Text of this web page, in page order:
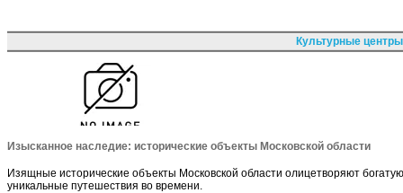
Культурные
Изысканное наследие: исторические объекты Московской области
Изящные исторические объекты Московской области олицетворяют
уникальные путешествия во времени.